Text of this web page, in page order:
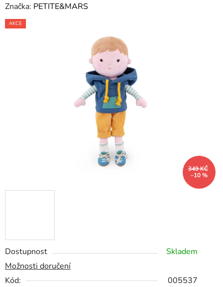
Dostupnost
Skladem
Možnosti doručení
Kód:
005537
hodnocení
produktu
Značka: PETITE&MARS
AKCE
349 KČ
–10 %